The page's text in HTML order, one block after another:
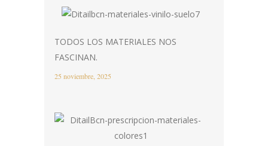
TODOS LOS MATERIALES NOS
FASCINAN.
25 noviembre, 2025